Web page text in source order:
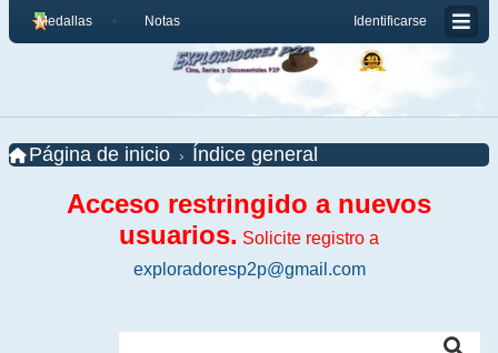
Identificarse
Medallas Notas
Página de inicio Índice general
Acceso restringido a nuevos
usuarios. Solicite registro a
exploradoresp2p@gmail.com